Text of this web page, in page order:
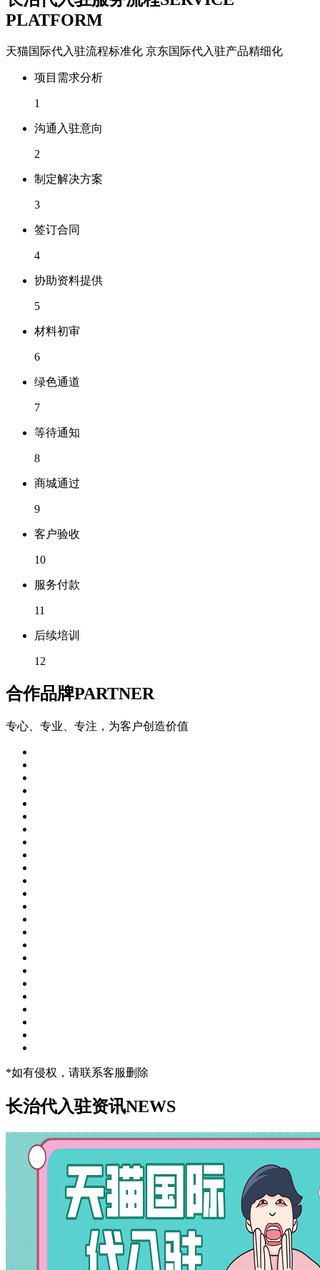
PLATFORM
天猫国际代入驻流程标准化 京东国际代入驻产品精细化
项目需求分析
1
沟通入驻意向
2
制定解决方案
3
签订合同
4
协助资料提供
5
材料初审
6
绿色通道
7
等待通知
8
商城通过
9
客户验收
10
服务付款
11
后续培训
12
合作品牌PARTNER
专心、专业、专注，为客户创造价值
*如有侵权，请联系客服删除
长治代入驻资讯NEWS